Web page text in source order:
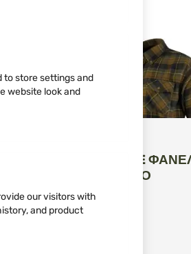
JACK PYKE
ΠΟΥΚΆΜΙΣΟ
to store settings and
website look and
our visitors with
and product